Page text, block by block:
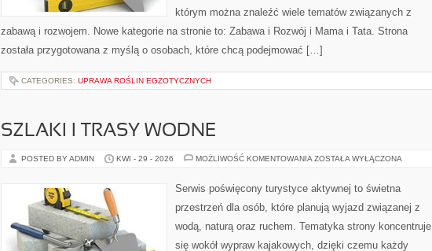
którym można znaleźć wiele tematów związanych z
zabawą i rozwojem. Nowe kategorie na stronie to: Zabawa i Rozwój i Mama i Tata. Strona
została przygotowana z myślą o osobach, które chcą podejmować […]
CATEGORIES: UPRAWA ROŚLIN EGZOTYCZNYCH
SZLAKI I TRASY WODNE
POSTED BY ADMIN KWI - 29 - 2026 MOŻLIWOŚĆ KOMENTOWANIA SZLAKI
WODNE
ZOSTAŁA WYŁĄCZONA
Serwis poświęcony turystyce aktywnej to świetna
przestrzeń dla osób, które planują wyjazd związanej z
wodą, naturą oraz ruchem. Tematyka strony koncentruje
się wokół wypraw kajakowych, dzięki czemu każdy